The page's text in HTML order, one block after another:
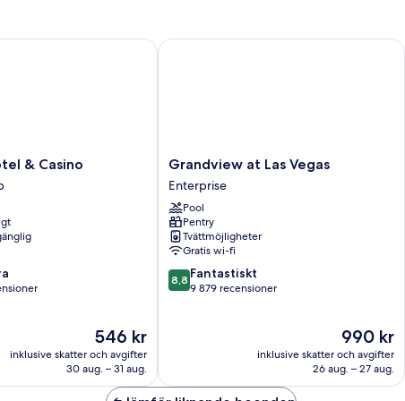
kök
kök
& Casino
Priset
är
546 kr
546 kr
inklusive skatter och avgifter
30 aug. – 31 aug.
& Casino
Grandview
at
Las
Vegas
Enterprise
Grandview at Las Vegas
Enterprise
Pool
Pentry
Tvättmöjligheter
Gratis wi-fi
8.8
av
8,8 Fantastiskt
9 879 recensioner
Priset
är
990 kr
990 kr
inklusive skatter och avgifter
26 aug. – 27 aug.
Grandview at Las Vegas